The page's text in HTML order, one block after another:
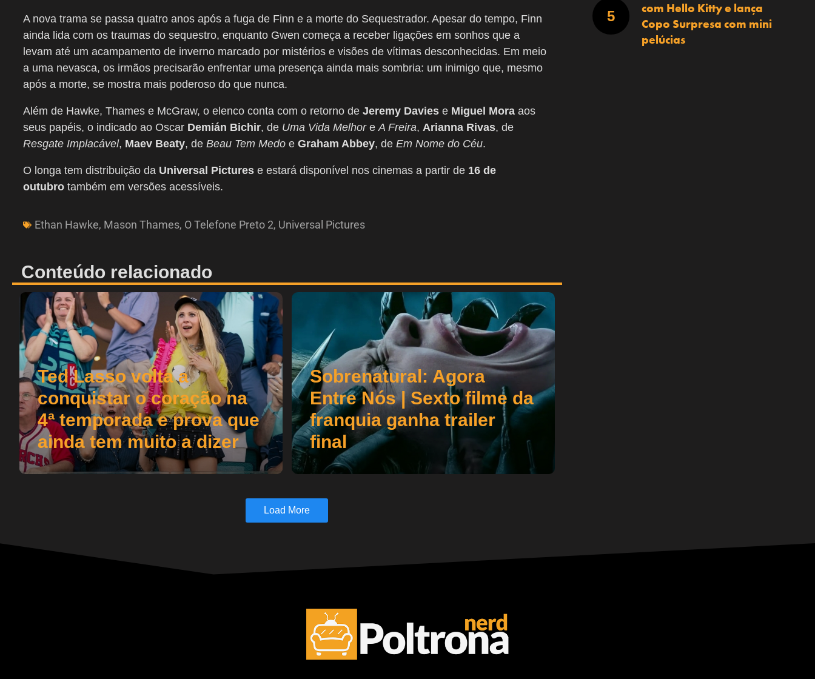
A nova trama se passa quatro anos após a fuga de Finn e a morte do Sequestrador. Apesar do tempo, Finn
ainda lida com os traumas do sequestro, enquanto Gwen começa a receber ligações em sonhos que a
levam até um acampamento de inverno marcado por mistérios e visões de vítimas desconhecidas. Em meio
a uma nevasca, os irmãos precisarão enfrentar uma presença ainda mais sombria: um inimigo que, mesmo
após a morte, se mostra mais poderoso do que nunca.
Além de Hawke, Thames e McGraw, o elenco conta com o retorno de Jeremy Davies e Miguel Mora aos
seus papéis, o indicado ao Oscar Demián Bichir, de Uma Vida MelhoreA Freira, Arianna Rivas, de
Resgate Implacável, Maev Beaty, de Beau Tem Medo e Graham Abbey, de Em Nome do Céu.
O longa tem distribuição da Universal Pictures e estará disponível nos cinemas a partir de 16 de
outubro também em versões acessíveis.
Ethan Hawke, Mason Thames, O Telefone Preto 2, Universal Pictures
Conteúdo relacionado
Ted Lasso volta a
conquistar o coração na
4ª temporada e prova que
ainda tem muito a dizer
Sobrenatural: Agora
Entre Nós | Sexto filme da
franquia ganha trailer
final
Load More
com Hello Kitty e lança
Copo Surpresa com mini
pelúcias